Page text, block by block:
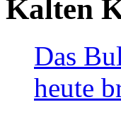
Kalten
Das
heute